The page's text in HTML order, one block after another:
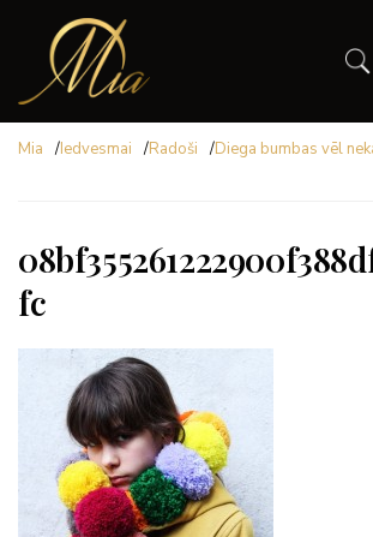
Mia /Iedvesmai /Radoši /Diega bumbas vēl
fc